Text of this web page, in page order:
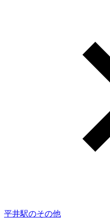
平井駅のその他